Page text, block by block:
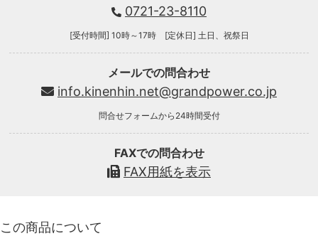
0721-23-8110
[受付時間] 10時～17時 [定休日] 土日、祝祭日
メールでの問合わせ
info.kinenhin.net@grandpower.co.jp
問合せフォームから24時間受付
FAXでの問合わせ
FAX用紙を表示
この商品について